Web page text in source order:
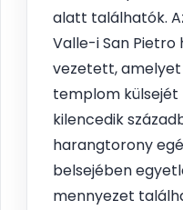
alatt találhatók.
Valle-i San
vezetett,
templom külsejét
kilencedik
harangtorony
belsejében
mennyezet